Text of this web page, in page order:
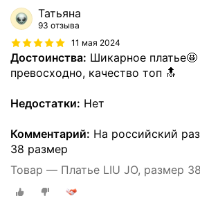
Татьяна
93 отзыва
11 мая 2024
Достоинства: Шикарное платье🤩
превосходно, качество топ 🔝
Недостатки: Нет
Комментарий: На российский
38 размер
Товар — Платье LIU JO, размер